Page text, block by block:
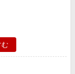
ーレコード限定
む